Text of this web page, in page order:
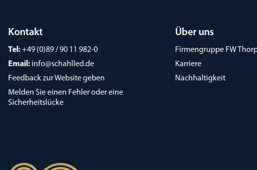
Kontakt
Tel:+49 (0)89 / 90 11 982-0
Email: info@schahlled.de
Feedback zur Website geben
Melden Sie einen Fehler oder eine
Sicherheitslücke
Über uns
Firmengruppe FW
Karriere
Nachhaltigkeit